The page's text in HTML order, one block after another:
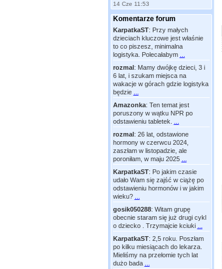
14 Cze 11:53
Komentarze forum
KarpatkaST: Przy małych
dzieciach kluczowe jest właśnie
to co piszesz, minimalna
logistyka. Polecałabym
rozmal: Mamy dwójkę dzieci, 3 i
6 lat, i szukam miejsca na
wakacje w górach gdzie logistyka
będzie
Amazonka: Ten temat jest
poruszony w wątku NPR po
odstawieniu tabletek.
rozmal: 26 lat, odstawione
hormony w czerwcu 2024,
zaszłam w listopadzie, ale
poroniłam, w maju 2025
KarpatkaST: Po jakim czasie
udało Wam się zajść w ciążę po
odstawieniu hormonów i w jakim
wieku?
gosik050288: Witam grupę
obecnie staram się już drugi cykl
o dziecko . Trzymajcie kciuki
KarpatkaST: 2,5 roku. Poszłam
po kilku miesiącach do lekarza.
Mieliśmy na przełomie tych lat
dużo bada